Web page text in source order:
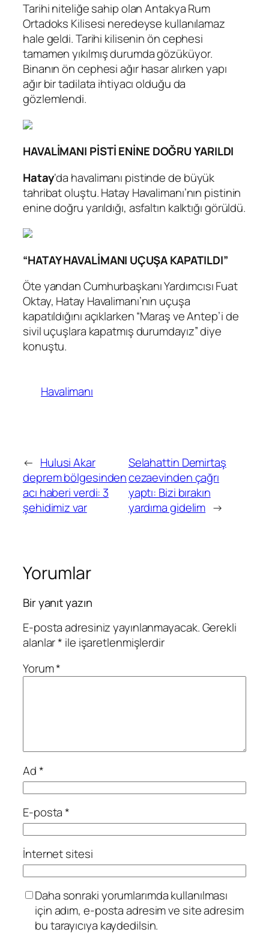
Tarihi niteliğe sahip olan Antakya Rum
Ortadoks Kilisesi neredeyse kullanılamaz
hale geldi. Tarihi kilisenin ön cephesi
tamamen yıkılmış durumda gözüküyor.
Binanın ön cephesi ağır hasar alırken yapı
ağır bir tadilata ihtiyacı olduğu da
gözlemlendi.
HAVALİMANI PİSTİ ENİNE DOĞRU YARILDI
Hatay‘da havalimanı pistinde de büyük
tahribat oluştu. Hatay Havalimanı’nın pistinin
enine doğru yarıldığı, asfaltın kalktığı görüldü.
“HATAY HAVALİMANI UÇUŞA KAPATILDI”
Öte yandan Cumhurbaşkanı Yardımcısı Fuat
Oktay, Hatay Havalimanı’nın uçuşa
kapatıldığını açıklarken “Maraş ve Antep’i de
sivil uçuşlara kapatmış durumdayız” diye
konuştu.
Havalimanı
← Hulusi Akar
deprem bölgesinden
acı haberi verdi: 3
şehidimiz var
Selahattin Demirtaş
cezaevinden çağrı
yaptı: Bizi bırakın
yardıma gidelim →
Yorumlar
Bir yanıt yazın
E-posta adresiniz yayınlanmayacak.Gerekli
alanlar* ile işaretlenmişlerdir
Yorum*
Ad*
E-posta*
İnternet sitesi
Daha sonraki yorumlarımda kullanılması
için adım, e-posta adresim ve site adresim
bu tarayıcıya kaydedilsin.